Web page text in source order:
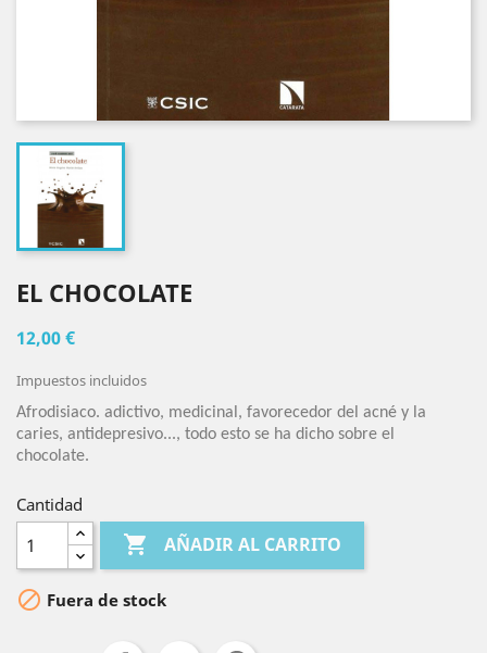
EL CHOCOLATE
12,00 €
Impuestos incluidos
Afrodisiaco. adictivo, medicinal, favorecedor del acné y la
caries, antidepresivo..., todo esto se ha dicho sobre el
chocolate.
Cantidad
 AÑADIR AL CARRITO
 Fuera de stock